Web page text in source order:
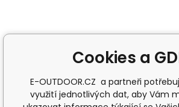
Cookies a
E-OUTDOOR.CZ a partneři
využití jednotlivých dat, aby Vám